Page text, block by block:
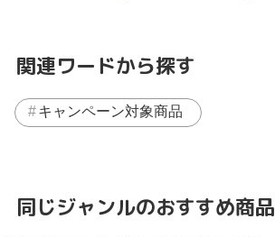
関連ワードから探す
キャンペーン対象商品
同じジャンルのおすすめ商品